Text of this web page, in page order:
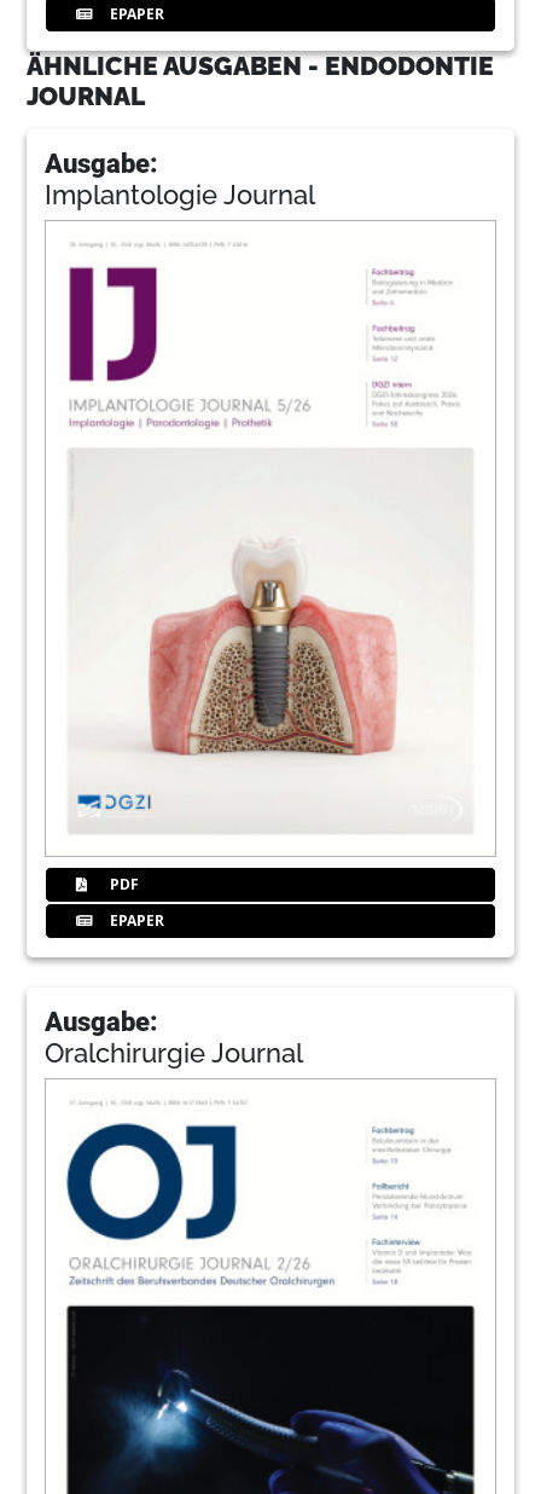
EPAPER
ÄHNLICHE AUSGABEN - ENDODONTIE
JOURNAL
Ausgabe:
Implantologie Journal
PDF
EPAPER
Ausgabe:
Oralchirurgie Journal